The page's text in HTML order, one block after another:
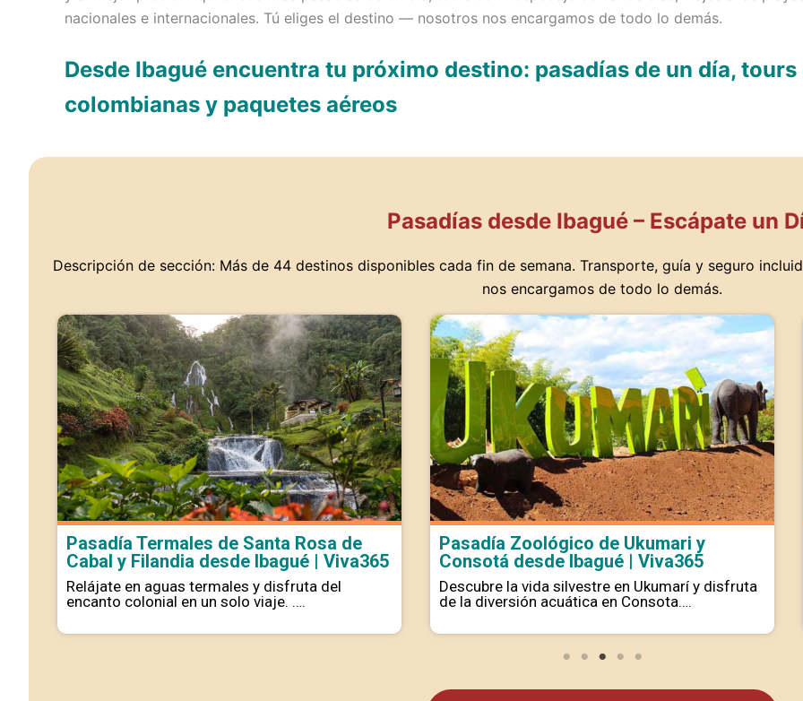
nacionales e internacionales. Tú eliges el destino — nosotros nos encargamos de todo lo demás.
Desde Ibagué encuentra tu próximo destino: pasadías de un día,
colombianas y paquetes aéreos
Pasadías desde Ibagué – Escápate un
Descripción de sección: Más de 44 destinos disponibles cada fin de semana. Transporte, guía y seguro
nos encargamos de todo lo demás.
Pasadía Termales de Santa Rosa de
Cabal y Filandia desde Ibagué | Viva365
Relájate en aguas termales y disfruta del
encanto colonial en un solo viaje. ….
Pasadía Zoológico de Ukumari y
Consotá desde Ibagué | Viva365
Descubre la vida silvestre en Ukumarí y disfruta
de la diversión acuática en Consota….